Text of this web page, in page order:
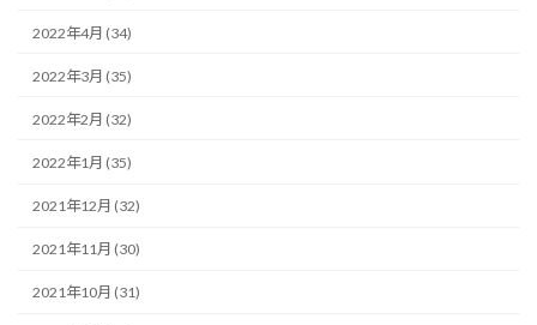
2022年4月 (34)
2022年3月 (35)
2022年2月 (32)
2022年1月 (35)
2021年12月 (32)
2021年11月 (30)
2021年10月 (31)